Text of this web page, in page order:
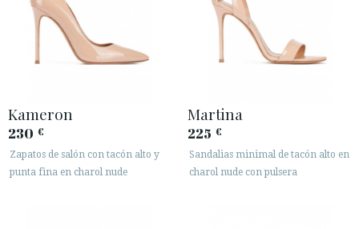
Kameron
230 €
Zapatos de salón con tacón alto y
punta fina en charol nude
Martina
225 €
Sandalias minimal de tacón alto en
charol nude con pulsera